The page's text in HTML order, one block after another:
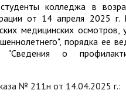
колледжа в
от 14 апреля 2025
медицинских
порядка ее
о
№ 211н от 14.04.2025 г.: